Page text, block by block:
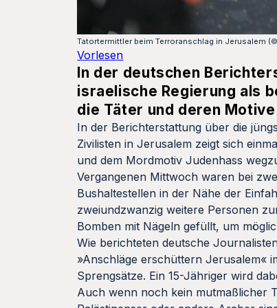
Tatortermittler beim Terroranschlag in Jerusalem (©
Vorlesen
In der deutschen
israelische Regierung als
die Täter und deren
In der Berichterstattung über die
Zivilisten in Jerusalem zeigt sich
und dem Mordmotiv Judenhass
Vergangenen Mittwoch waren bei
Bushaltestellen in der Nähe der
zweiundzwanzig weitere Personen
Bomben mit Nägeln gefüllt, um
Wie berichteten deutsche
»Anschläge erschüttern Jerusalem«
Sprengsätze. Ein 15-Jähriger wird
Auch wenn noch kein mutmaßlicher